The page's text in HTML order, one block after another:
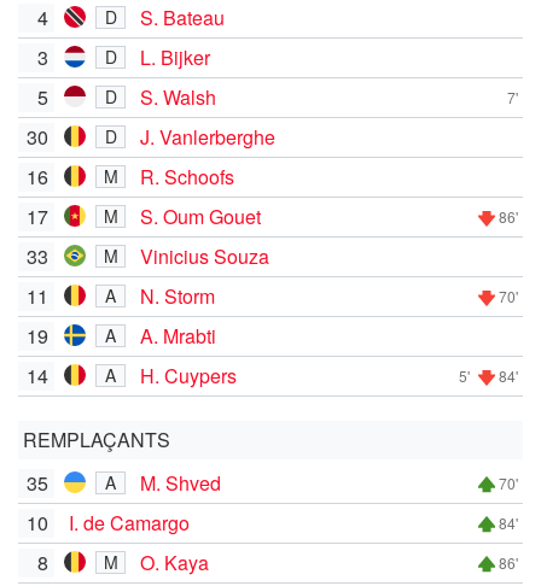
4
D
S. Bateau
3
D
L. Bijker
5
D S. Walsh 7'
30 D
J. Vanlerberghe
16
M
R. Schoofs
17
M S. Oum Gouet 86'
33 M
Vinicius Souza
11
A N. Storm 70'
19 A
A. Mrabti
14
A H. Cuypers 5' 84'
REMPLAÇANTS
35
A M. Shved 70'
10 I. de Camargo 84'
8 M O. Kaya 86'